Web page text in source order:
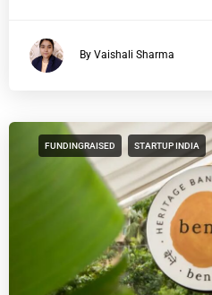
By Vaishali Sharma
FUNDINGRAISED STARTUP INDIA